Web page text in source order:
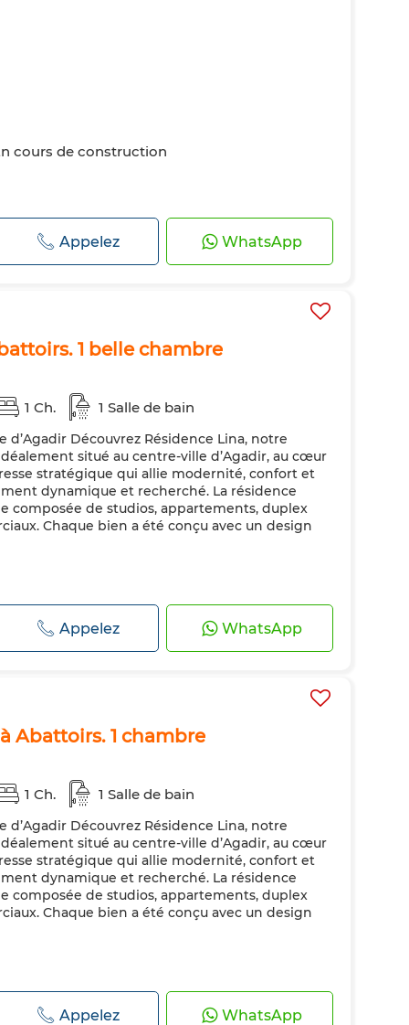
cours de construction
Appelez WhatsApp
1 belle chambre
1 Ch. 1 Salle de bain
d’Agadir Découvrez Résidence Lina, notre
situé au centre-ville d’Agadir, au cœur
stratégique qui allie modernité, confort et
dynamique et recherché. La résidence
composée de studios, appartements, duplex
Chaque bien a été conçu avec un design
Appelez WhatsApp
Abattoirs. 1 chambre
1 Ch. 1 Salle de bain
d’Agadir Découvrez Résidence Lina, notre
situé au centre-ville d’Agadir, au cœur
stratégique qui allie modernité, confort et
dynamique et recherché. La résidence
composée de studios, appartements, duplex
Chaque bien a été conçu avec un design
Appelez WhatsApp